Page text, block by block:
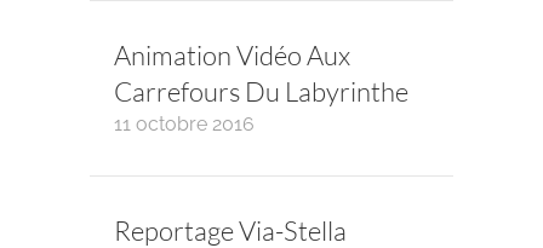
Animation Vidéo Aux
Carrefours Du Labyrinthe
11 octobre 2016
Reportage Via-Stella